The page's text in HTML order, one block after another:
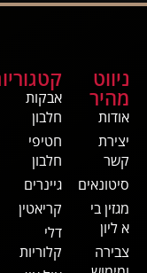
ניווט
מהיר
אודות
יצירת
קשר
סיטונאים
מגזין בי
א ליון
צבירה
אבקות
חלבון
חטיפי
חלבון
גיינרים
קריאטין
דלי
קלוריות